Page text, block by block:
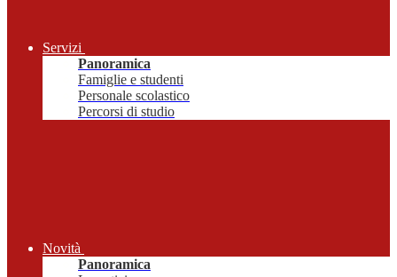
Servizi
Panoramica
Famiglie e studenti
Personale scolastico
Percorsi di studio
Novità
Panoramica